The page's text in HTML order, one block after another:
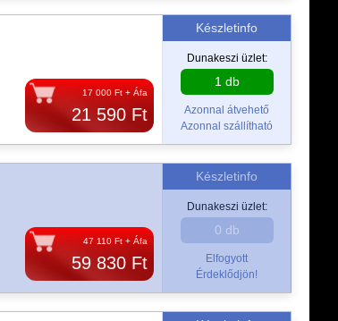
17 000 Ft + Áfa
21 590 Ft
Készletinfo
Dunakeszi üzlet:
1 db
Azonnal átvehető
Azonnal szállítható
47 110 Ft + Áfa
59 830 Ft
Készletinfo
Dunakeszi üzlet:
0 db
Elfogyott
Érdeklődjön!